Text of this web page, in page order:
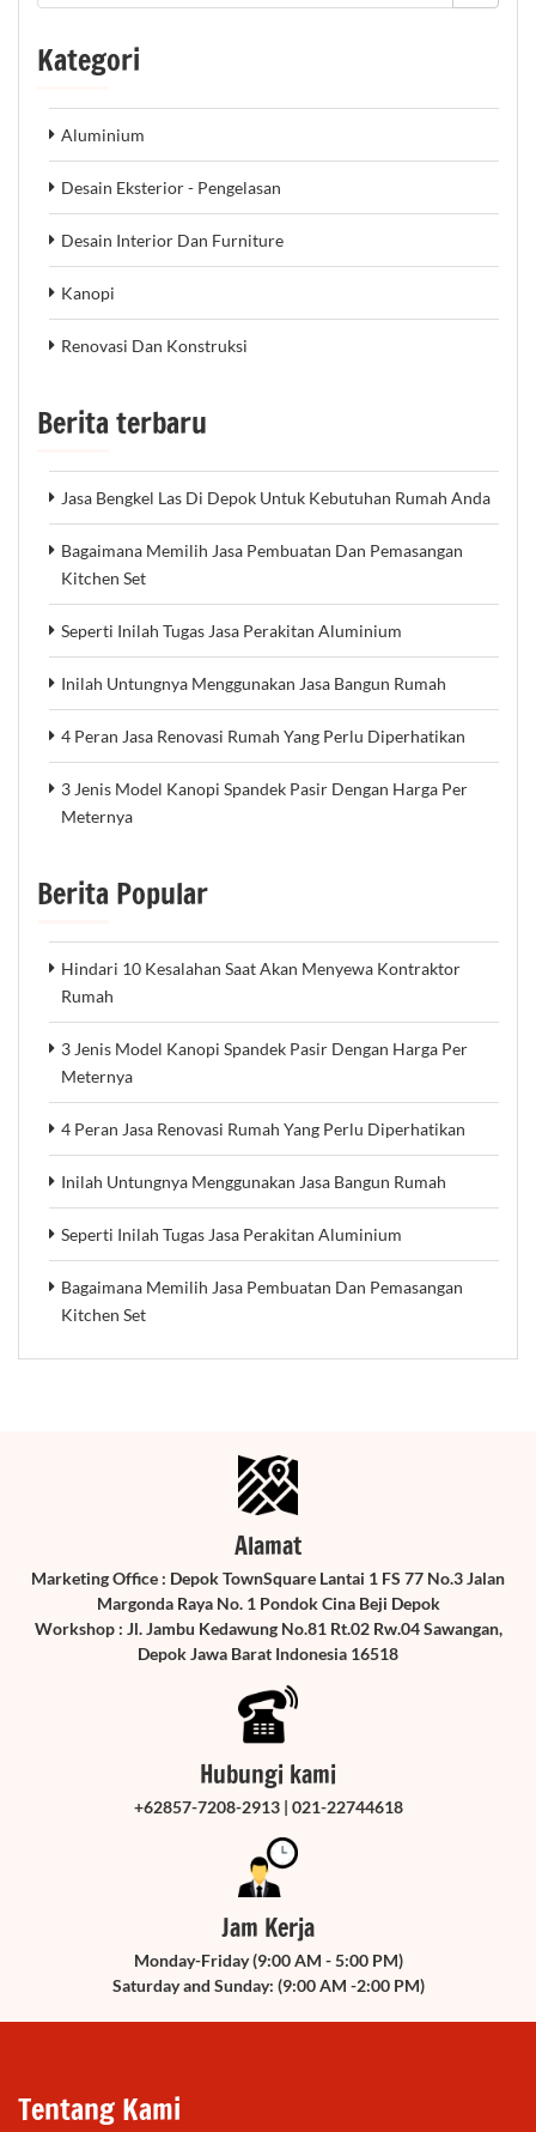
Kategori
Aluminium
Desain Eksterior - Pengelasan
Desain Interior Dan Furniture
Kanopi
Renovasi Dan Konstruksi
Berita terbaru
Jasa Bengkel Las Di Depok Untuk Kebutuhan Rumah Anda
Bagaimana Memilih Jasa Pembuatan Dan Pemasangan
Kitchen Set
Seperti Inilah Tugas Jasa Perakitan Aluminium
Inilah Untungnya Menggunakan Jasa Bangun Rumah
4 Peran Jasa Renovasi Rumah Yang Perlu Diperhatikan
3 Jenis Model Kanopi Spandek Pasir Dengan Harga Per
Meternya
Berita Popular
Hindari 10 Kesalahan Saat Akan Menyewa Kontraktor
Rumah
3 Jenis Model Kanopi Spandek Pasir Dengan Harga Per
Meternya
4 Peran Jasa Renovasi Rumah Yang Perlu Diperhatikan
Inilah Untungnya Menggunakan Jasa Bangun Rumah
Seperti Inilah Tugas Jasa Perakitan Aluminium
Bagaimana Memilih Jasa Pembuatan Dan Pemasangan
Kitchen Set
Alamat
Marketing Office : Depok TownSquare Lantai 1 FS 77 No.3 Jalan
Margonda Raya No. 1 Pondok Cina Beji Depok
Workshop : Jl. Jambu Kedawung No.81 Rt.02 Rw.04 Sawangan,
Depok Jawa Barat Indonesia 16518
Hubungi kami
+62857-7208-2913 | 021-22744618
Jam Kerja
Monday-Friday (9:00 AM - 5:00 PM)
Saturday and Sunday: (9:00 AM -2:00 PM)
Tentang Kami